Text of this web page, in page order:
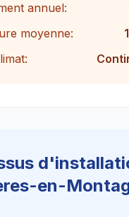
annuel:
moyenne:
en-